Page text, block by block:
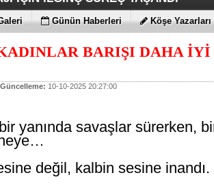
SEVİYOR
GELDİLER
V6VAR
Günün Haberleri Köşe Yazarları
BARIŞI DAHA İYİ
Güncelleme: 10-10-2025 20:27:00
yanında savaşlar sürerken,
değil, kalbin sesine inandı.